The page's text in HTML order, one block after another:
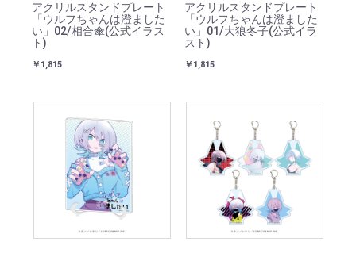
アクリルスタンドプレート
「ウルフちゃんは澄ました
い」02/相合傘(公式イラス
ト)
￥1,815
アクリルスタンドプレート
「ウルフちゃんは澄ました
い」01/大狼冬子(公式イラ
スト)
￥1,815